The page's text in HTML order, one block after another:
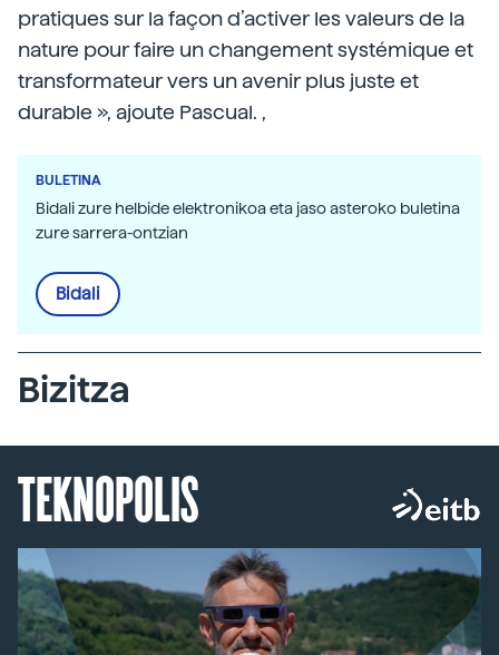
pratiques sur la façon d’activer les valeurs de la
nature pour faire un changement systémique et
transformateur vers un avenir plus juste et
durable », ajoute Pascual. ,
BULETINA
Bidali zure helbide elektronikoa eta jaso asteroko buletina
zure sarrera-ontzian
Bidali
Bizitza
TEKNOPOLIS